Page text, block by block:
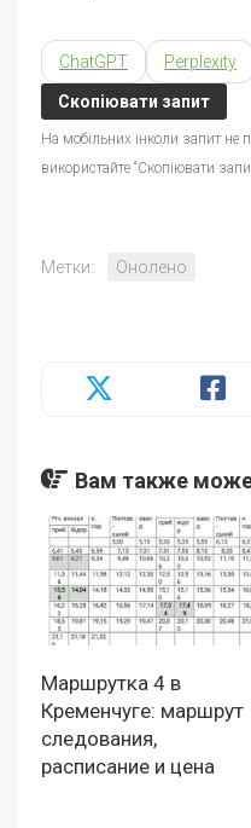
ChatGPT Perplexity
Скопіювати запит
На мобільних інколи запит не
використайте “Скопіювати
Метки: Онолено
Вам также
Маршрутка 4 в
Кременчуге: маршрут
следования,
расписание и цена